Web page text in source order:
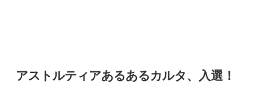
アストルティアあるあるカルタ、入選！